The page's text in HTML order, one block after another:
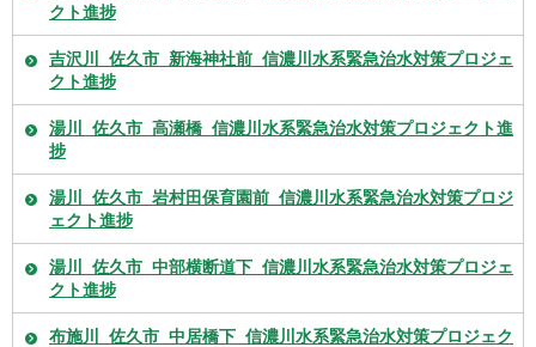
クト進捗
吉沢川_佐久市_新海神社前_信濃川水系緊急治水対策プロジェ
クト進捗
湯川_佐久市_高瀬橋_信濃川水系緊急治水対策プロジェクト進
捗
湯川_佐久市_岩村田保育園前_信濃川水系緊急治水対策プロジ
ェクト進捗
湯川_佐久市_中部横断道下_信濃川水系緊急治水対策プロジェ
クト進捗
布施川_佐久市_中居橋下_信濃川水系緊急治水対策プロジェク